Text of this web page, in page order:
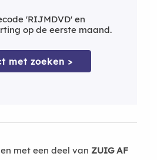
'RIJMDVD' en
op de eerste maand.
met zoeken >
met een deel van ZUIG AF